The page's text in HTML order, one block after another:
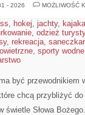
- 2026
MOŻLIWOŚĆ
, hokej, jachty,
, odzież
, rekreacja,
, sporty wodne
być przewodnikiem
chcą przybliżyć
Słowa